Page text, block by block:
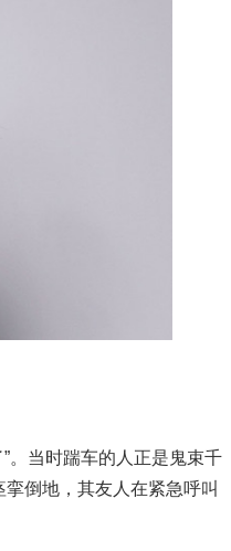
。当时踹车的人正是鬼束千
倒地，其友人在紧急呼叫